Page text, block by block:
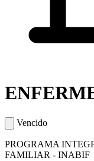
Vencido
PROGRAMA
FAMILIAR - INABIF